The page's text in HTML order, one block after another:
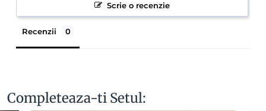
Scrie o recenzie
Recenzii
Completeaza-ti Setul: